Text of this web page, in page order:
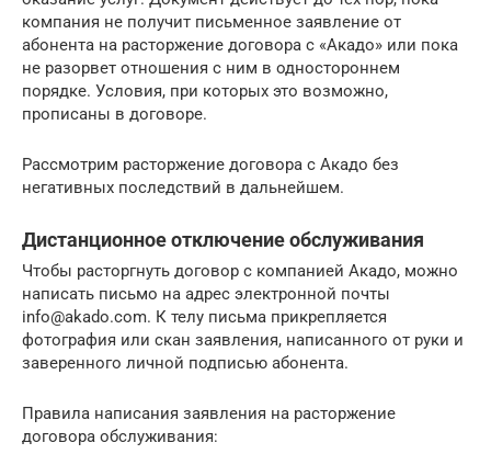
компания не получит письменное заявление от
абонента на расторжение договора с «Акадо» или пока
не разорвет отношения с ним в одностороннем
порядке. Условия, при которых это возможно,
прописаны в договоре.
Рассмотрим расторжение договора с Акадо без
негативных последствий в дальнейшем.
Дистанционное отключение обслуживания
Чтобы расторгнуть договор с компанией Акадо, можно
написать письмо на адрес электронной почты
info@akado.com. К телу письма прикрепляется
фотография или скан заявления, написанного от руки и
заверенного личной подписью абонента.
Правила написания заявления на расторжение
договора обслуживания: